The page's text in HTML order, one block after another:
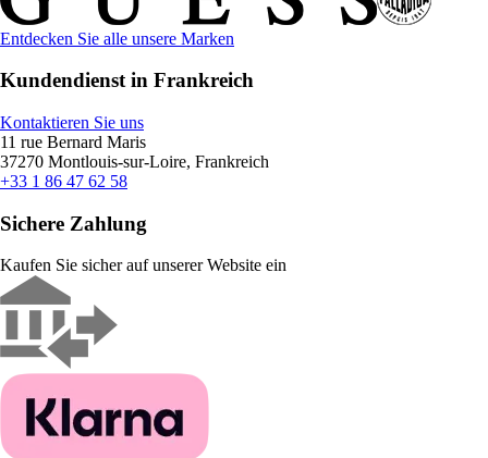
Entdecken Sie alle unsere Marken
Kundendienst in Frankreich
Kontaktieren Sie uns
11 rue Bernard Maris
37270 Montlouis-sur-Loire, Frankreich
+33 1 86 47 62 58
Sichere Zahlung
Kaufen Sie sicher auf unserer Website ein